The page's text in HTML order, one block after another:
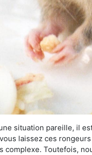
situation pareille, il
laissez ces
complexe. Toutefois,